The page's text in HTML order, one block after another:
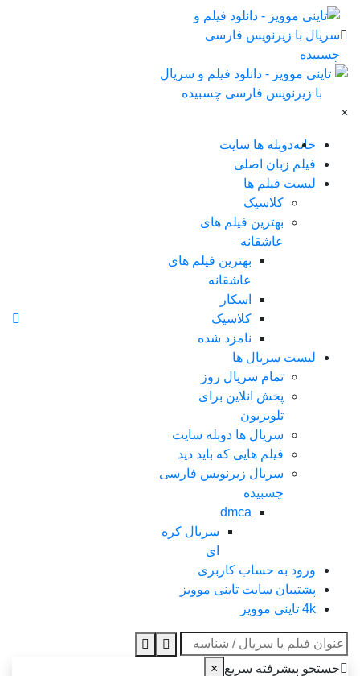
×
خانهدوبله ها سایت
فیلم زبان اصلی
لیست فیلم ها
کلاسیک
بهترین فیلم های
عاشقانه
بهترین فیلم های
عاشقانه
اسکار
کلاسیک
نامزد شده
لیست سریال ها
تمام سریال روز
پخش انلاین برای
تلویزیون
سریال ها دوبله سایت
فیلم هایی که باید دید
سریال زیرنویس فارسی
چسبیده
dmca
سریال کره
ای
ورود به حساب کاربری
پشتیبان سایت تاینی موویز
4k تاینی موویز
عنوان جستجو
جستجو پیشرفته سریع ×